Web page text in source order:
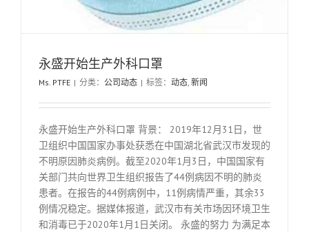
永盛开始生产外科口罩
Ms. PTFE | 分类： 公司动态 | 标签： 动态, 新闻
永盛开始生产外科口罩 背景： 2019年12月31日，世
卫组织中国国家办事处获悉在中国湖北省武汉市发现的
不明原因肺炎病例。截至2020年1月3日，中国国家有
关部门共向世界卫生组织报告了44例病因不明的肺炎
患者。在报告的44例病例中，11例病情严重，其余33
例情况稳定。据媒体报道，武汉市有关市场因环境卫生
和消毒已于2020年1月1日关闭。 永盛的努力 为满足本